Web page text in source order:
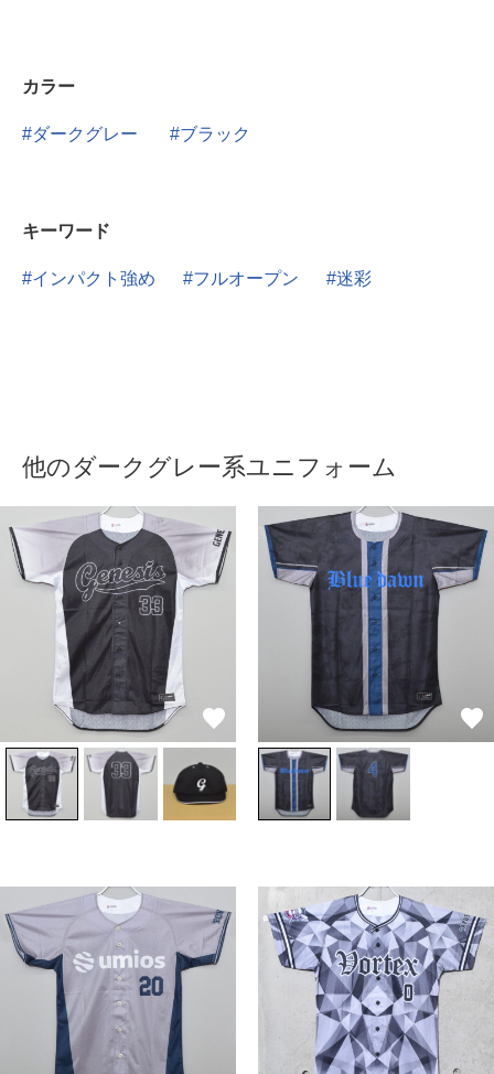
カラー
ダークグレー ブラック
キーワード
インパクト強め フルオープン 迷彩
他のダークグレー系ユニフォーム